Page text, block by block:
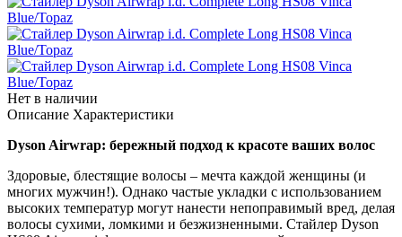
Нет в наличии
Описание Характеристики
Dyson Airwrap: бережный подход к красоте ваших волос
Здоровые, блестящие волосы – мечта каждой женщины (и
многих мужчин!). Однако частые укладки с использованием
высоких температур могут нанести непоправимый вред, делая
волосы сухими, ломкими и безжизненными. Стайлер Dyson